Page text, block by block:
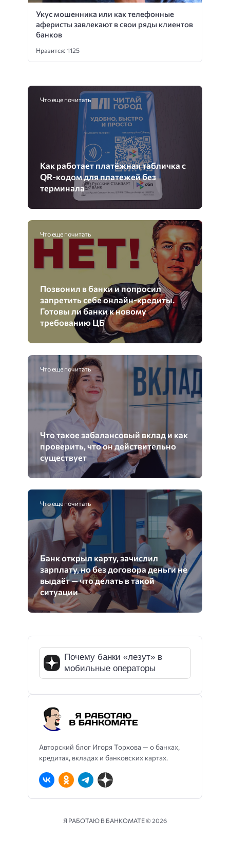
Укус мошенника или как телефонные
аферисты завлекают в свои ряды клиентов
банков
Нравится: 1125
Что еще почитать
Как работает платёжная табличка с
QR-кодом для платежей без
терминала
Что еще почитать
Позвонил в банки и попросил
запретить себе онлайн-кредиты.
Готовы ли банки к новому
требованию ЦБ
Что еще почитать
Что такое забалансовый вклад и как
проверить, что он действительно
существует
Что еще почитать
Банк открыл карту, зачислил
зарплату, но без договора деньги не
выдаёт — что делать в такой
ситуации
Авторский блог Игоря Торхова — о банках,
кредитах, вкладах и банковских картах.
Почему банки «лезут» в
мобильные операторы
Я РАБОТАЮ В БАНКОМАТЕ ©2026